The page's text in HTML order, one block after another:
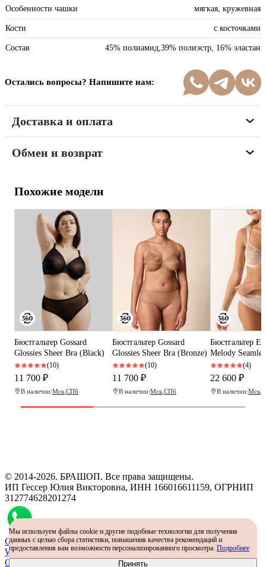
Особенности чашки мягкая, кружевная
Кости с косточками
Состав 45% полиамид,39% полиэстр, 16% эластан
Остались вопросы? Напишите нам:
Доставка и оплата
Обмен и возврат
Похожие модели
Бюстгальтер Gossard
Glossies Sheer Bra (Black)
(10)
11 700 ₽
В наличии:Мск СПб
Бюстгальтер Gossard
Glossies Sheer Bra (Bronze)
(10)
11 700 ₽
В наличии:Мск СПб
Бюстгальтер
Melody
(4)
22 600 ₽
В наличии:Мск
© 2014-2026. БРАШОП. Все права защищены.
ИП Гессер Юлия Викторовна, ИНН 166016611159, ОГРНИП
312774628201274
Самый простой способ определить размер - консультация в
WhatsApp
Определить размер
Мы используем файлы cookie и другие подобные технологии для получения
данных с целью сбора статистики, повышения качества рекомендаций и
предоставления вам возможности персонализированного просмотра. Подробнее
Принять